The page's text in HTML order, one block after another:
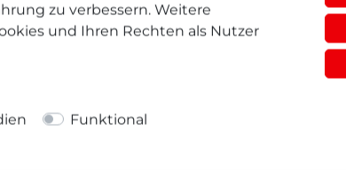
aus, da er fast knitterfrei und sehr
Aktivitäten ein großer Pluspunkt.
zu verbessern. Weitere
und Ihren Rechten als Nutzer
Funktional